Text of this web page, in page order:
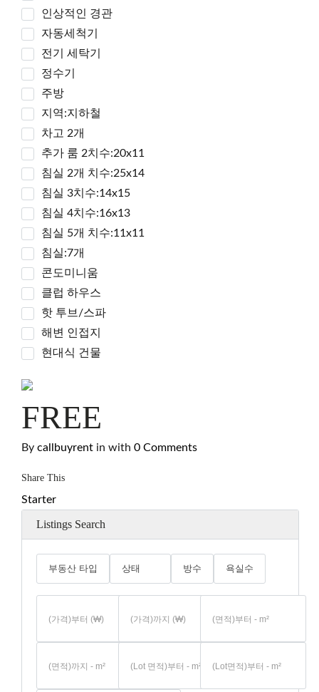
인상적인 경관
자동세척기
전기 세탁기
정수기
주방
지역:지하철
차고 2개
추가 룸 2치수:20x11
침실 2개 치수:25x14
침실 3치수:14x15
침실 4치수:16x13
침실 5개 치수:11x11
침실:7개
콘도미니움
클럽 하우스
핫 투브/스파
해변 인접지
현대식 건물
FREE
By callbuyrent in with 0 Comments
Share This
Starter
Listings Search